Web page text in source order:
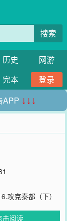
搜索
历史
网游
完本
登录
APP ↓↓↓
攻克秦都（下）
击阅读